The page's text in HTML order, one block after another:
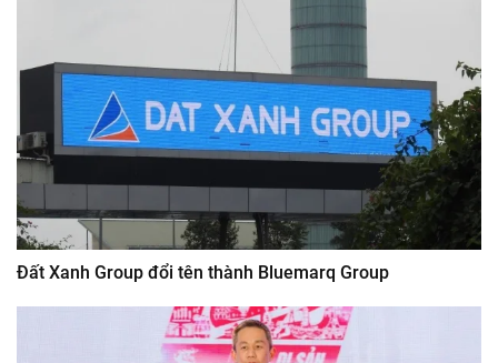
Đất Xanh Group đổi tên thành Bluemarq Group